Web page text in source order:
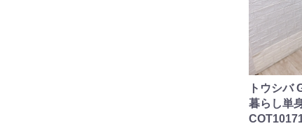
トウシバ
暮らし単